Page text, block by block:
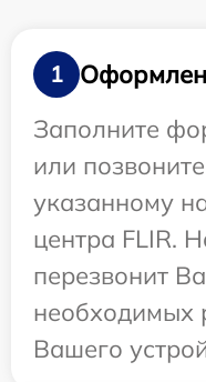
1
Заполните
или
указанному
центра FLIR.
перезвонит
необходимых
Вашего